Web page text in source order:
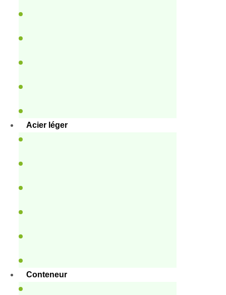
Acier léger
Conteneur